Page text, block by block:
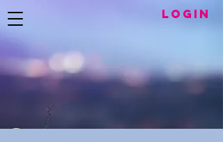
LogIN